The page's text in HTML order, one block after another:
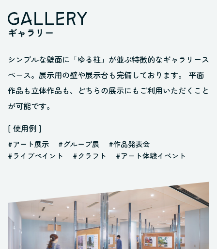
ギャラリー
シンプルな壁面に「ゆる柱」が並ぶ特徴的なギャラリース
ペース。展示用の壁や展示台も完備しております。 平面
作品も立体作品も、どちらの展示にもご利用いただくこと
が可能です。
[ 使用例 ]
#アート展示 #グループ展
#作品発表会
#ライブペイント
#クラフト #アート体験イベント